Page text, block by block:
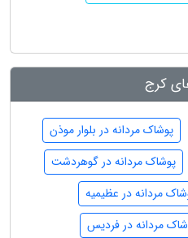
کرج
پوشاک مردانه در بلوار موذن
پوشاک مردانه در گوهردشت
مردانه در عظیمیه
مردانه در فردیس